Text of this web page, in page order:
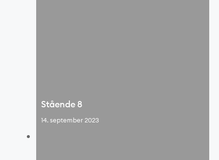
Stående 8
14. september 2023